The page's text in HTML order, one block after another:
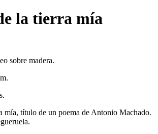
la tierra mía
sobre madera.